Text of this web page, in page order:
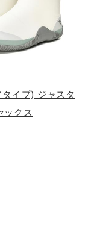
イプ) ジャスタ
ックス